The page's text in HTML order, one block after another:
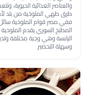
والعناصر الغذائية الحيوية،
طرق طهي الملوخية من بلد
ففي مصر قوام الملوخية سائل
المطبخ السوري يقدم الملوخية
اليابسة وهي وجبة مختلفة
وسهلة التحضير.